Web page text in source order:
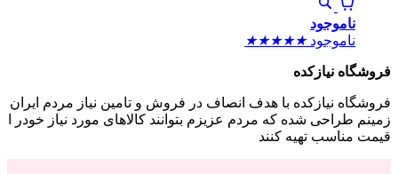
ناموجود
ناموجود ★
★
★
★
★
فروشگاه نیازکده
فروشگاه نیازکده با هدف انصاف در فروش و تامین نیاز مردم ایران
زمینم طراحی شده که مردم عزیزم بتوانند کالاهای مورد نیاز خودر ا
قیمت مناسب تهیه کنند